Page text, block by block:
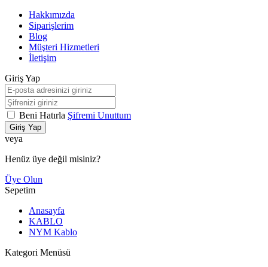
Hakkımızda
Siparişlerim
Blog
Müşteri Hizmetleri
İletişim
Giriş Yap
Beni Hatırla Şifremi Unuttum
Giriş Yap
veya
Henüz üye değil misiniz?
Üye Olun
Sepetim
Anasayfa
KABLO
NYM Kablo
Kategori Menüsü